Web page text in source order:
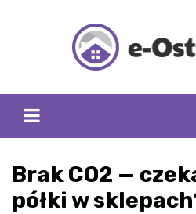
Brak CO2 —
półki w